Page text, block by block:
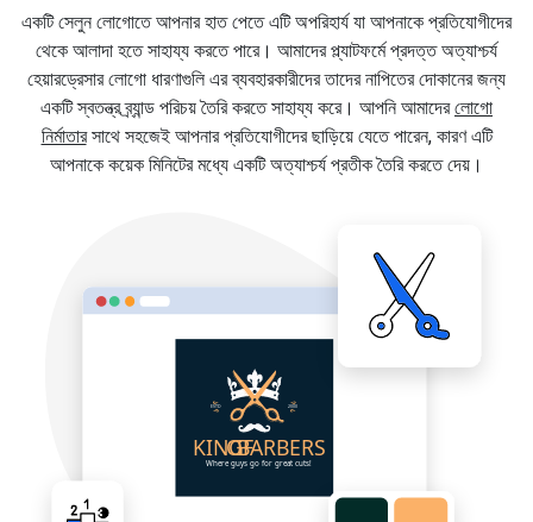
একটি সেলুন লোগোতে আপনার হাত পেতে এটি অপরিহার্য যা আপনাকে প্রতিযোগীদের
থেকে আলাদা হতে সাহায্য করতে পারে। আমাদের প্ল্যাটফর্মে প্রদত্ত অত্যাশ্চর্য
হেয়ারড্রেসার লোগো ধারণাগুলি এর ব্যবহারকারীদের তাদের নাপিতের দোকানের জন্য
একটি স্বতন্ত্র ব্র্যান্ড পরিচয় তৈরি করতে সাহায্য করে। আপনি আমাদেরলোগো
নির্মাতারসাথে সহজেই আপনার প্রতিযোগীদের ছাড়িয়ে যেতে পারেন, কারণ এটি
আপনাকে কয়েক মিনিটের মধ্যে একটি অত্যাশ্চর্য প্রতীক তৈরি করতে দেয়।